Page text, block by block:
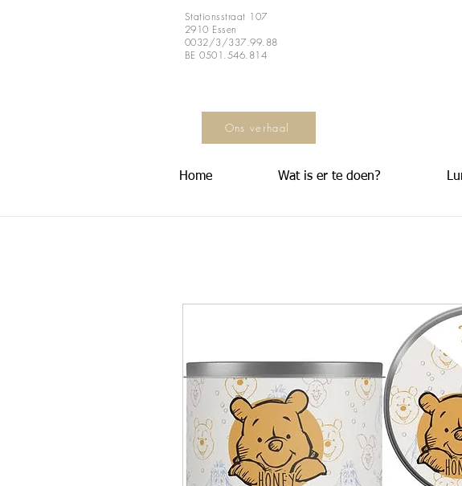
Stationsstraat 107
2910 Essen
0032/3/337.99.88
BE 0501.546.814
Ons verhaal
Home Wat is er te doen?